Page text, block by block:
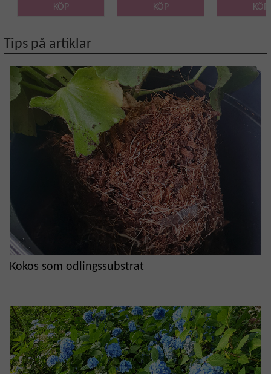
KÖP KÖP KÖP
Tips på artiklar
Kokos som odlingssubstrat